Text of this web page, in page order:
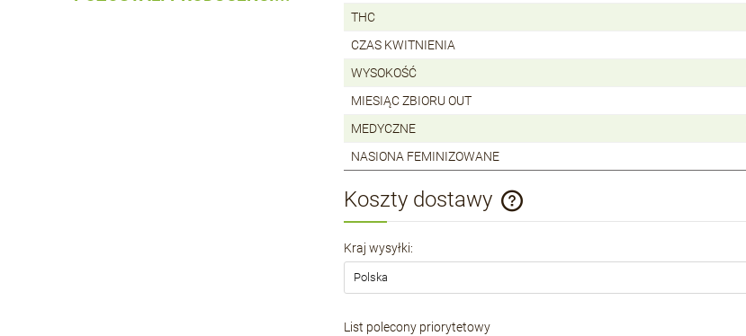
THC
CZAS KWITNIENIA
WYSOKOŚĆ
MIESIĄC ZBIORU OUT
MEDYCZNE
NASIONA FEMINIZOWANE
Koszty dostawy
płatności
Kraj wysyłki:
List polecony priorytetowy